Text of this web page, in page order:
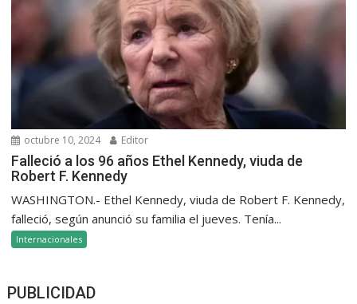
octubre 10, 2024 Editor
Falleció a los 96 años Ethel Kennedy, viuda de
Robert F. Kennedy
WASHINGTON.- Ethel Kennedy, viuda de Robert F. Kennedy,
falleció, según anunció su familia el jueves. Tenía...
Internacionales
PUBLICIDAD